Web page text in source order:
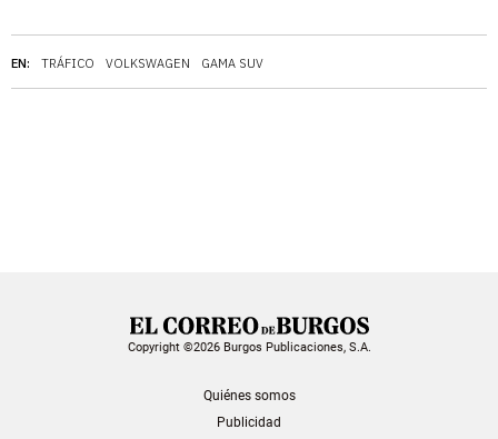
EN: TRÁFICO VOLKSWAGEN GAMA SUV
Copyright ©2026 Burgos Publicaciones, S.A.
Quiénes somos
Publicidad